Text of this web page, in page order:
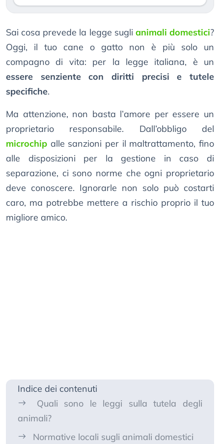
Sai cosa prevede la legge sugli animali domestici?
Oggi, il tuo cane o gatto non è più solo un
compagno di vita: per la legge italiana, è un
essere senziente con diritti precisi e tutele
specifiche.
Ma attenzione, non basta l’amore per essere un
proprietario responsabile. Dall’obbligo del
microchip alle sanzioni per il maltrattamento, fino
alle disposizioni per la gestione in caso di
separazione, ci sono norme che ogni proprietario
deve conoscere. Ignorarle non solo può costarti
caro, ma potrebbe mettere a rischio proprio il tuo
migliore amico.
Indice dei contenuti
Quali sono le leggi sulla tutela degli
animali?
Normative locali sugli animali domestici